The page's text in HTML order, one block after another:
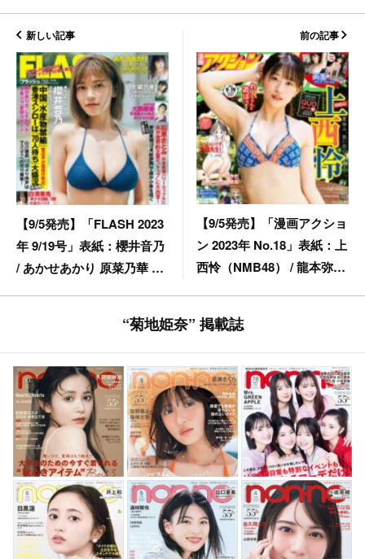
新しい記事
【9/5発売】「FLASH 2023
年 9/19号」表紙：櫻井音乃
/ あかせあかり 原菜乃華 大
前の記事
【9/5発売】「漫画アクショ
ン 2023年 No.18」表紙：上
西怜（NMB48） / 龍本弥生
“菊地姫奈” 掲載誌